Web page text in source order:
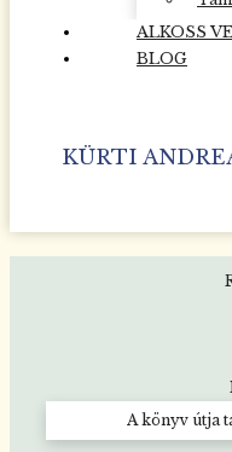
ALKOSS
BLOG
KÜRTI
A könyv útja